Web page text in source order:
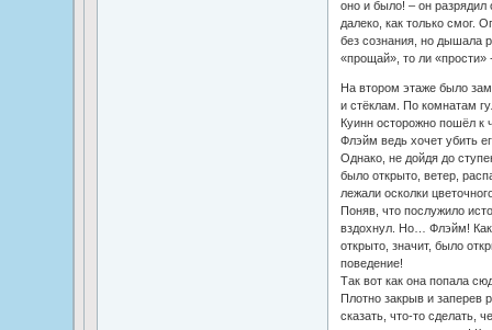
оно и было! – он разрядил
далеко, как только смог.
без сознания, но дышала
«прощай», то ли «прости»
На втором этаже было
и стёклам. По комнатам
Куинн осторожно пошёл к
Флэйм ведь хочет убить
Однако, не дойдя до
было открыто, ветер,
лежали осколки
Поняв, что послужило
вздохнул. Но… Флэйм!
открыто, значит, было
поведение!
Так вот как она попала
Плотно закрыв и заперев
сказать, что-то сделать,